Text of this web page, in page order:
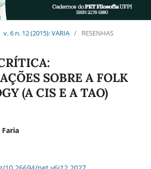
v. 6 n. 12 (2015): VARIA / RESENHAS
SOBRE A FOLK
(A CIS E A TAO)